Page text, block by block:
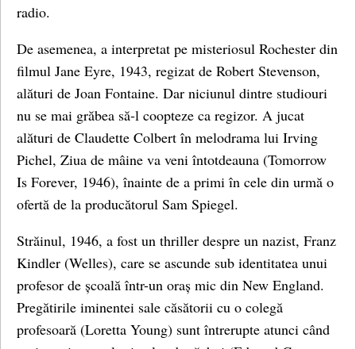
radio.
De asemenea, a interpretat pe misteriosul Rochester din
filmul Jane Eyre, 1943, regizat de Robert Stevenson,
alături de Joan Fontaine. Dar niciunul dintre studiouri
nu se mai grăbea să-l coopteze ca regizor. A jucat
alături de Claudette Colbert în melodrama lui Irving
Pichel, Ziua de mâine va veni întotdeauna (Tomorrow
Is Forever, 1946), înainte de a primi în cele din urmă o
ofertă de la producătorul Sam Spiegel.
Străinul, 1946, a fost un thriller despre un nazist, Franz
Kindler (Welles), care se ascunde sub identitatea unui
profesor de școală într-un oraș mic din New England.
Pregătirile iminentei sale căsătorii cu o colegă
profesoară (Loretta Young) sunt întrerupte atunci când